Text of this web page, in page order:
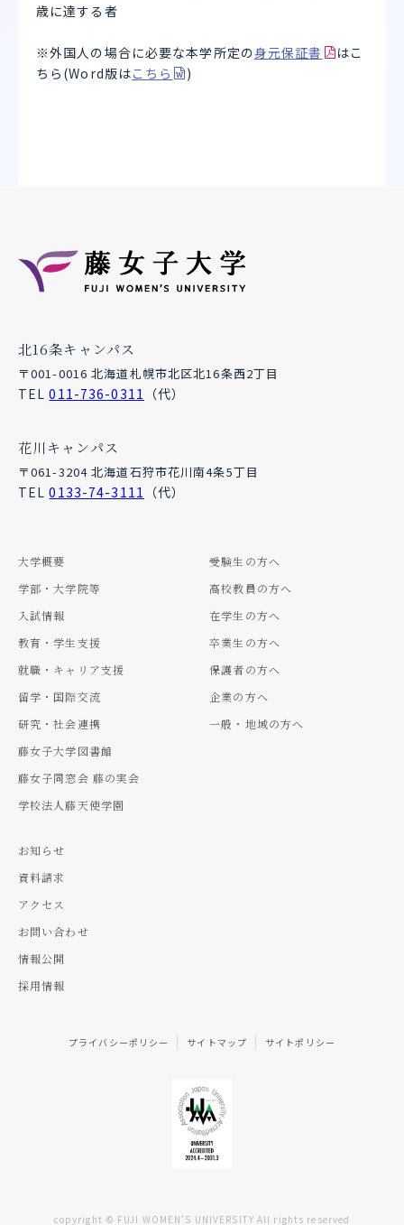
歳に達する者
※外国人の場合に必要な本学所定の身元保証書
はこ
ちら(Word版はこちら )
北16条キャンパス
〒001-0016 北海道札幌市北区北16条西2丁目
TEL011-736-0311 （代）
花川キャンパス
〒061-3204 北海道石狩市花川南4条5丁目
TEL0133-74-3111 （代）
大学概要
学部・大学院等
入試情報
教育・学生支援
就職・キャリア支援
留学・国際交流
研究・社会連携
藤女子大学図書館
藤女子同窓会 藤の実会
学校法人藤天使学園
受験生の方へ
高校教員の方へ
在学生の方へ
卒業生の方へ
保護者の方へ
企業の方へ
一般・地域の方へ
お知らせ
資料請求
アクセス
お問い合わせ
情報公開
採用情報
プライバシーポリシー サイトマップ サイトポリシー
copyright © FUJI WOMEN’S UNIVERSITY All rights reserved